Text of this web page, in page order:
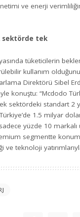
ve enerji
sektörde tek
tüketicilerin
kullanım
Direktörü Sibel
konuştu: “Mcdodo
sektördeki standart 2
1.5 milyar
yüzde 10
segmentte
teknoloji